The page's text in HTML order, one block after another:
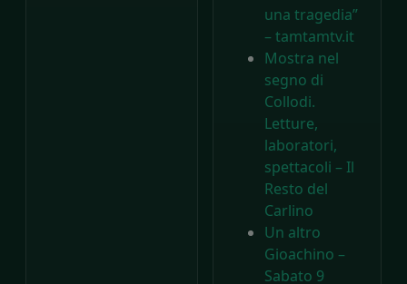
una tragedia”
– tamtamtv.it
Mostra nel
segno di
Collodi.
Letture,
laboratori,
spettacoli – Il
Resto del
Carlino
Un altro
Gioachino –
Sabato 9